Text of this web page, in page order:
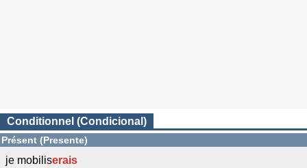
Conditionnel (Condicional)
Présent (Presente)
je mobiliserais